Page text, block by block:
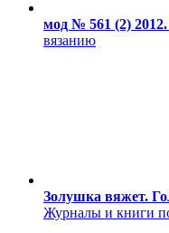
мод № 561 (2)
вязанию
Золушка вяжет.
Журналы и книги